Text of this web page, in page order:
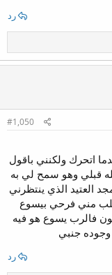
رد
#1,050
اتحرك ولكنني باقول
قبلي وهو سمح لي به
العتيد الذي ينتظرني
مني فرحي بيسوع
فالرب يسوع هو فيه
جنبي
رد